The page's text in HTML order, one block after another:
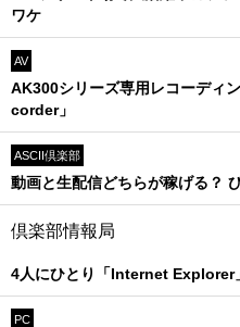
ワケ
AV
AK300シリーズ専用レコーディ
corder」
ASCII倶楽部
動画と生配信どちらが稼げる？
倶楽部情報局
4人にひとり「Internet Explorer
PC